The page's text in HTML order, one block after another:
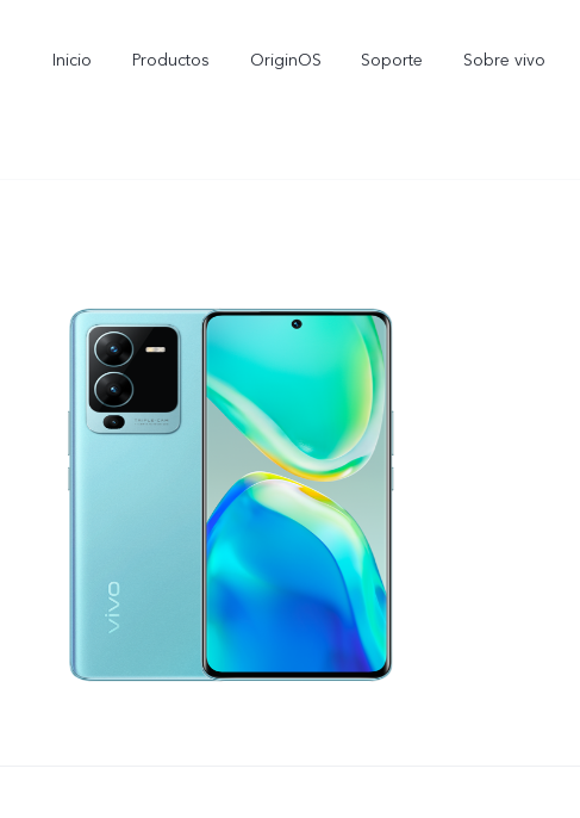
Inicio Productos OriginOS Soporte Sobre vivo